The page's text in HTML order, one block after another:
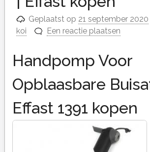
Geplaatst op 21 september 2020
koi
Een reactie plaatsen
Handpomp Voor
Opblaasbare
Effast 1391 kopen